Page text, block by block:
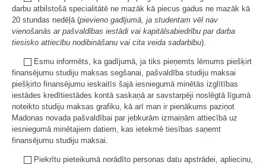
darbu atbilstošā specialitātē ne mazāk kā piecus gadus ne mazāk kā
20 stundas nedēļā (pievieno gadījumā, ja studentam vēl nav
vienošanās ar pašvaldības iestādi vai kapitālsabiedrību par darba
tiesisko attiecību nodibināšanu vai cita veida sadarbību).
Esmu informēts, ka gadījumā, ja tiks pieņemts lēmums piešķirt
finansējumu studiju maksas segšanai, pašvaldība studiju maksai
piešķirto finansējumu ieskaitīs šajā iesniegumā minētās izglītības
iestādes kredītiestādes kontā saskaņā ar savstarpēji noslēgtā līgumā
noteikto studiju maksas grafiku, kā arī man ir pienākums paziņot
Madonas novada pašvaldībai par jebkurām izmaiņām attiecībā uz
iesniegumā minētajiem datiem, kas ietekmē tiesības saņemt
finansējumu studiju maksai.
Piekrītu pieteikumā norādīto personas datu apstrādei, apliecinu,